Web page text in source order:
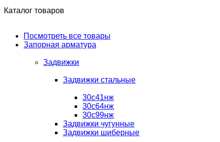
Каталог товаров
Посмотреть все товары
Запорная арматура
Задвижки
Задвижки стальные
30с41нж
30с64нж
30с99нж
Задвижки чугунные
Задвижки шиберные